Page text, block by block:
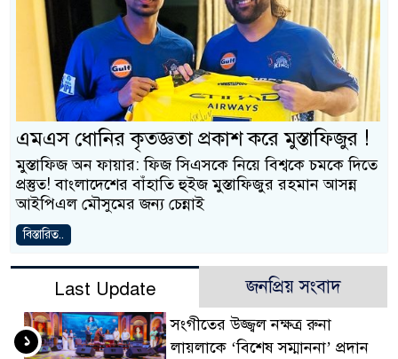
এমএস ধোনির কৃতজ্ঞতা প্রকাশ করে মুস্তাফিজুর !
মুস্তাফিজ অন ফায়ার: ফিজ সিএসকে নিয়ে বিশ্বকে চমকে দিতে
প্রস্তুত! বাংলাদেশের বাঁহাতি হুইজ মুস্তাফিজুর রহমান আসন্ন
আইপিএল মৌসুমের জন্য চেন্নাই
বিস্তারিত..
Last Update জনপ্রিয় সংবাদ
সংগীতের উজ্জ্বল নক্ষত্র রুনা
লায়লাকে ‘বিশেষ সম্মাননা’ প্রদান
১